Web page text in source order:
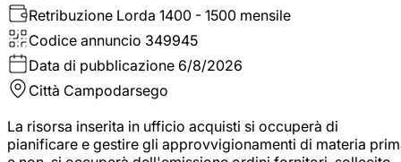
Retribuzione Lorda 1400 - 1500 mensile
Codice annuncio 349945
Data di pubblicazione 6/8/2026
Città Campodarsego
La risorsa inserita in ufficio acquisti si occuperà di
pianificare e gestire gli approvvigionamenti di materia